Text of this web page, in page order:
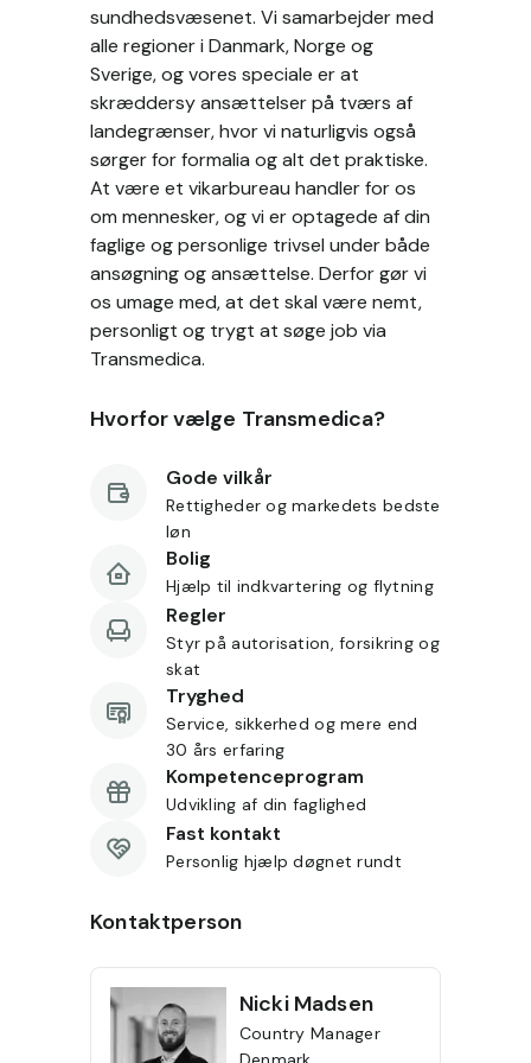
sundhedsvæsenet. Vi samarbejder med
alle regioner i Danmark, Norge og
Sverige, og vores speciale er at
skræddersy ansættelser på tværs af
landegrænser, hvor vi naturligvis også
sørger for formalia og alt det praktiske.
At være et vikarbureau handler for os
om mennesker, og vi er optagede af din
faglige og personlige trivsel under både
ansøgning og ansættelse. Derfor gør vi
os umage med, at det skal være nemt,
personligt og trygt at søge job via
Transmedica.
Hvorfor vælge Transmedica?
Gode vilkår
Rettigheder og markedets bedste
løn
Bolig
Hjælp til indkvartering og flytning
Regler
Styr på autorisation, forsikring og
skat
Tryghed
Service, sikkerhed og mere end
30 års erfaring
Kompetenceprogram
Udvikling af din faglighed
Fast kontakt
Personlig hjælp døgnet rundt
Kontaktperson
Nicki Madsen
Country Manager